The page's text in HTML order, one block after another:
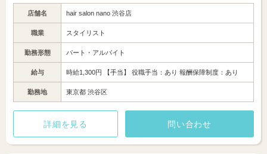
店舗名 hair salon nano 渋谷店
職業 スタイリスト
勤務形態 パート・アルバイト
給与 時給1,300円 【手当】 役職手当：あり 報酬保障制度：あり
勤務地 東京都 渋谷区
詳細を見る 問い合わせ